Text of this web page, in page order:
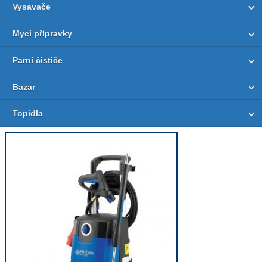
Vysavače
Mycí přípravky
Parní čističe
Bazar
Topidla